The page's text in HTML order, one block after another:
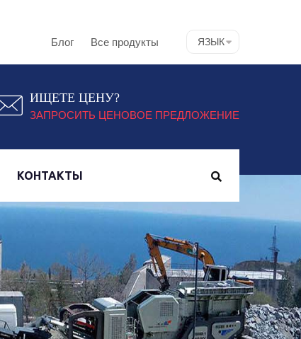
Блог Все продукты ЯЗЫК
ИЩЕТЕ ЦЕНУ?
ЗАПРОСИТЬ ЦЕНОВОЕ ПРЕДЛОЖЕНИЕ
КОНТАКТЫ